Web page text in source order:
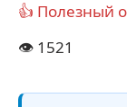
👍 Полезный
👁️ 1521